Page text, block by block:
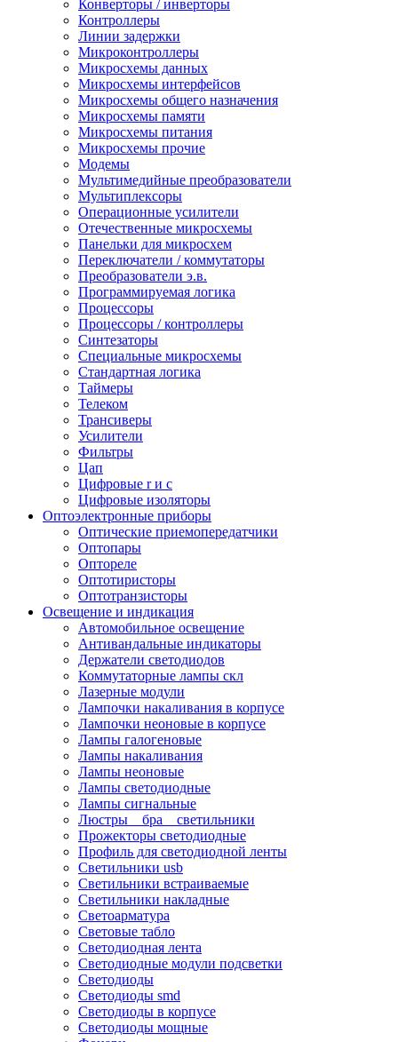
Конверторы / инверторы
Контроллеры
Линии задержки
Микроконтроллеры
Микросхемы данных
Микросхемы интерфейсов
Микросхемы общего назначения
Микросхемы памяти
Микросхемы питания
Микросхемы прочие
Модемы
Мультимедийные преобразователи
Мультиплексоры
Операционные усилители
Отечественные микросхемы
Панельки для микросхем
Переключатели / коммутаторы
Преобразователи э.в.
Программируемая логика
Процессоры
Процессоры / контроллеры
Синтезаторы
Специальные микросхемы
Стандартная логика
Таймеры
Телеком
Трансиверы
Усилители
Фильтры
Цап
Цифровые r и c
Цифровые изоляторы
Оптоэлектронные приборы
Оптические приемопередатчики
Оптопары
Оптореле
Оптотиристоры
Оптотранзисторы
Освещение и индикация
Автомобильное освещение
Антивандальные индикаторы
Держатели светодиодов
Коммутаторные лампы скл
Лазерные модули
Лампочки накаливания в корпусе
Лампочки неоновые в корпусе
Лампы галогеновые
Лампы накаливания
Лампы неоновые
Лампы светодиодные
Лампы сигнальные
Люстры _ бра _ светильники
Прожекторы светодиодные
Профиль для светодиодной ленты
Светильники usb
Светильники встраиваемые
Светильники накладные
Светоарматура
Световые табло
Светодиодная лента
Светодиодные модули подсветки
Светодиоды
Светодиоды smd
Светодиоды в корпусе
Светодиоды мощные